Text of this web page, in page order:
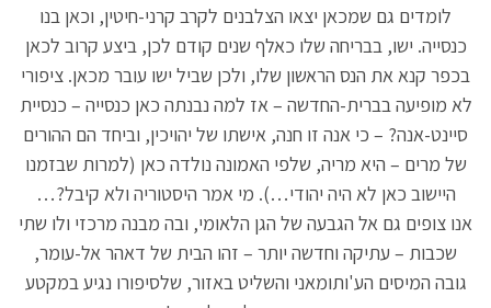
לומדים גם שמכאן יצאו הצלבנים לקרב קרני-חיטין, וכאן בנו
כנסייה. ישו, בבריחה שלו כאלף שנים קודם לכן, ביצע קרוב לכאן
בכפר קנא את הנס הראשון שלו, ולכן שביל ישו עובר מכאן. ציפורי
לא מופיעה בברית-החדשה – אז למה נבנתה כאן כנסייה – כנסיית
סיינט-אנה? – כי אנה זו חנה, אישתו של יהויכין, וביחד הם ההורים
של מרים – היא מריה, שלפי האמונה נולדה כאן (למרות שבזמנו
היישוב כאן לא היה יהודי…). מי אמר היסטוריה ולא קיבל?…
אנו צופים גם אל הגבעה של הגן הלאומי, ובה מבנה מרכזי ולו שתי
שכבות – עתיקה וחדשה יותר – זהו הבית של דאהר אל-עומר,
גובה המיסים הע'ותומאני והשליט באזור, שלסיפורו נגיע במקטע